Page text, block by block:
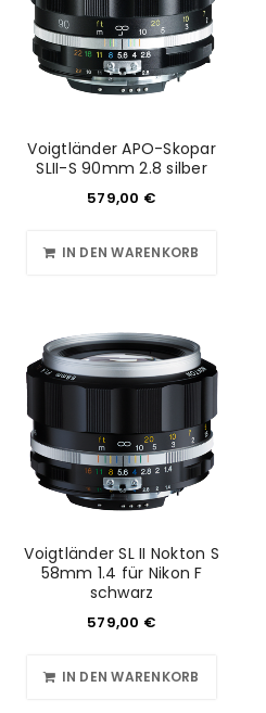
Voigtländer APO-Skopar
SLII-S 90mm 2.8 silber
579,00 €
IN DEN WARENKORB
Voigtländer SL II Nokton S
58mm 1.4 für Nikon F
schwarz
579,00 €
IN DEN WARENKORB